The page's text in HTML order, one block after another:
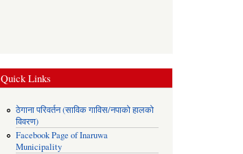
Quick Links
ठेगाना परिवर्तन (साविक गाविस/नपाको हालको
विवरण)
Facebook Page of Inaruwa
Municipality